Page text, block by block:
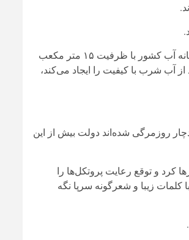
او با بیان اینکه تصفیه خانه ششم تهران و سامانه‌های آبرسانی آن به عنوان بزرگترین تصفیه خانه آب کشور با ظرفیت ۱۵ متر مکعب
تهران در مناطق ۵، ۹، ۱۸، ۲۱ و ۲۲ و شهر جدید پرند از آب شرب با کیفیت را ایجاد می‌کند،
روزمرگی شده‌اند دولت بیش از این
کرد و توقع رعایت پروتکل‌ها را
زیبا و شعرگونه سرپا نگه